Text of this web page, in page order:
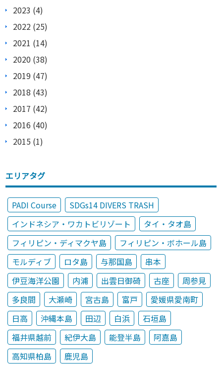
2023 (4)
2022 (25)
2021 (14)
2020 (38)
2019 (47)
2018 (43)
2017 (42)
2016 (40)
2015 (1)
エリアタグ
PADI Course
SDGs14 DIVERS TRASH
インドネシア・ワカトビリゾート
タイ・タオ島
フィリピン・ディマクヤ島
フィリピン・ボホール島
モルディブ
ロタ島 与那国島
串本
伊豆海洋公園
内浦 出雲日御碕 古座
周参見
多良間
大瀬崎 宮古島 富戸
愛媛県愛南町
日高
沖縄本島 田辺 白浜
石垣島
福井県越前
紀伊大島 能登半島
阿嘉島
高知県柏島
鹿児島